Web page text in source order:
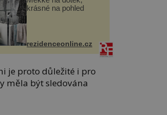
krásné na pohled
rezidenceonline.cz
je proto důležité i pro
měla být sledována